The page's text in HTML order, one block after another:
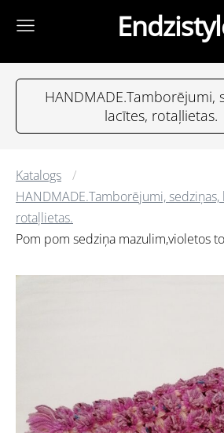
HANDMADE.Tamborējumi, sedziņas,
lacītes, rotaļlietas.
Katalogs
HANDMADE.Tamborējumi, sedziņas,
rotaļlietas.
Pom pom sedziņa mazulim,violetos